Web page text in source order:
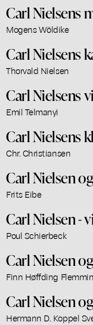
Carl Nielsens
Mogens Wöldike
Carl Nielsens
Thorvald Nielsen
Carl Nielsens
Emil Telmanyi
Carl Nielsens
Chr. Christiansen
Carl Nielsen
Frits Eibe
Carl Nielsen -
Poul Schierbeck
Carl Nielsen
Finn Høffding
Carl Nielsen
Hermann D. Koppel